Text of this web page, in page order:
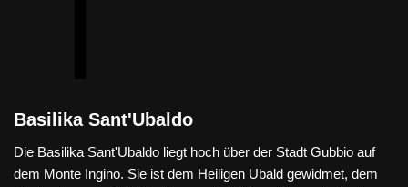
Basilika Sant'Ubaldo
Die Basilika Sant'Ubaldo liegt hoch über der Stadt Gubbio auf
dem Monte Ingino. Sie ist dem Heiligen Ubald gewidmet, dem